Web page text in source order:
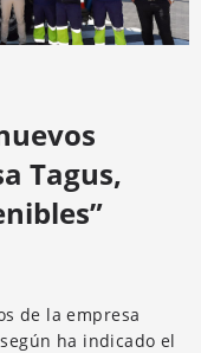
Tagus,
de la empresa
ha indicado el